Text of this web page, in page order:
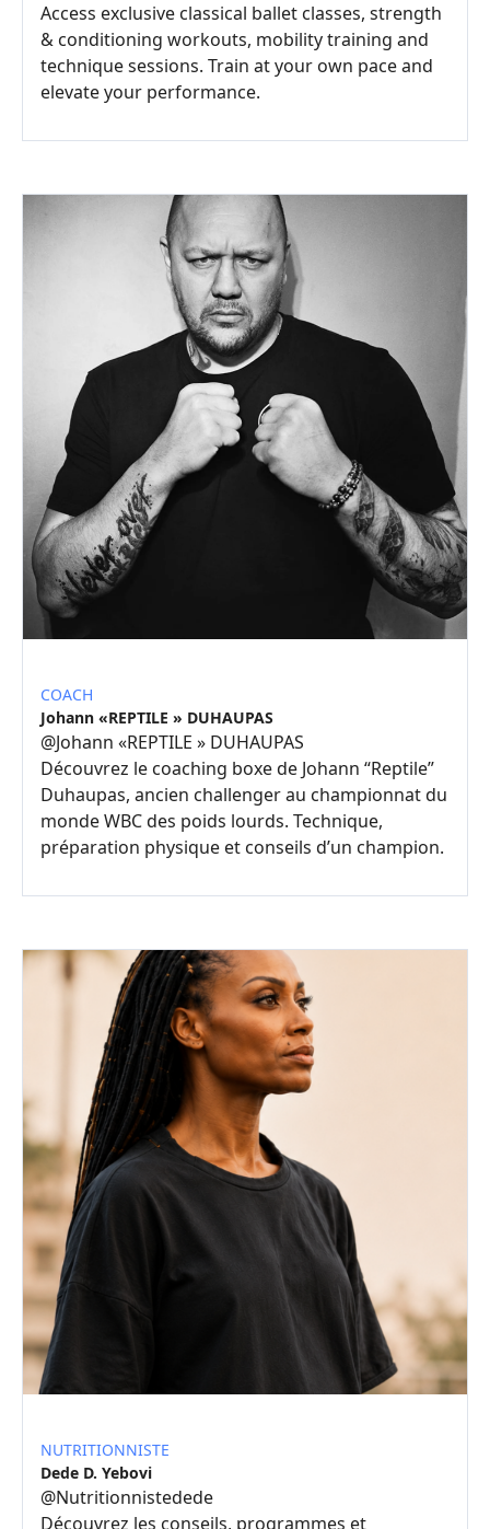
Access exclusive classical ballet classes, strength
& conditioning workouts, mobility training and
technique sessions. Train at your own pace and
elevate your performance.
COACH
Johann «REPTILE » DUHAUPAS
@Johann «REPTILE » DUHAUPAS
Découvrez le coaching boxe de Johann “Reptile”
Duhaupas, ancien challenger au championnat du
monde WBC des poids lourds. Technique,
préparation physique et conseils d’un champion.
NUTRITIONNISTE
Dede D. Yebovi
@Nutritionnistedede
Découvrez les conseils, programmes et